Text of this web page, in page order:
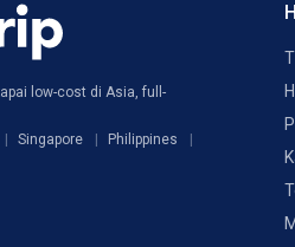
low-cost di Asia, full-
Singapore
Philippines